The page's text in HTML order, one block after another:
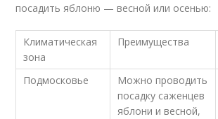
посадить яблоню — весной или осенью:
Климатическая
зона
Преимущества
Подмосковье
Можно проводить
посадку саженцев
яблони и весной,